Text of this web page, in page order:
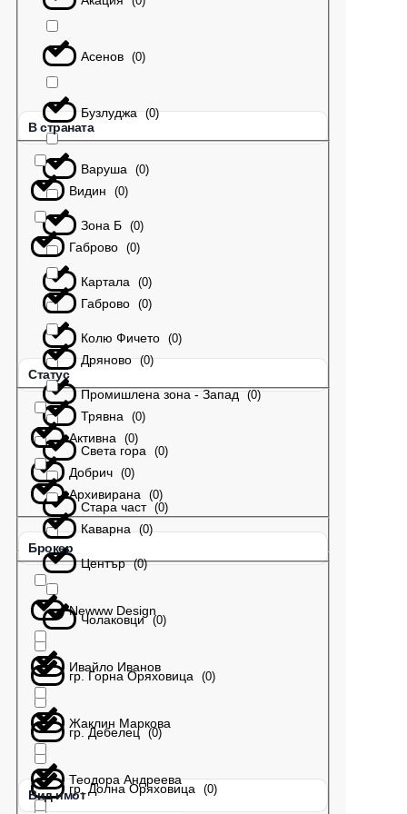
Асенов (0)
Бузлуджа (0)
Варуша (0)
Зона Б (0)
Картала (0)
Колю Фичето (0)
Промишлена зона - Запад (0)
Света гора (0)
Стара част (0)
Център (0)
Чолаковци (0)
гр. Горна Оряховица (0)
гр. Дебелец (0)
гр. Долна Оряховица (0)
В страната
Видин (0)
Габрово (0)
Габрово (0)
Дряново (0)
Трявна (0)
Добрич (0)
Каварна (0)
Статус
Активна (0)
Архивирана (0)
Брокер
Newww Design
Ивайло Иванов
Жаклин Маркова
Теодора Андреева
Вид имот